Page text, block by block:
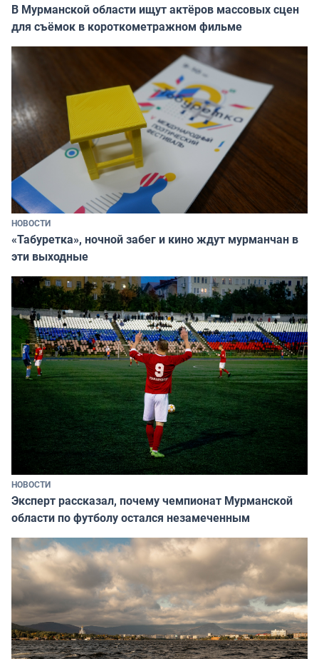
В Мурманской области ищут актёров массовых сцен
для съёмок в короткометражном фильме
НОВОСТИ
«Табуретка», ночной забег и кино ждут мурманчан в
эти выходные
НОВОСТИ
Эксперт рассказал, почему чемпионат Мурманской
области по футболу остался незамеченным